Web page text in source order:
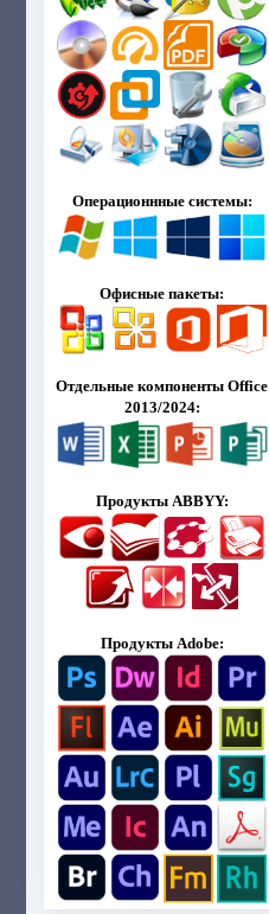
Операционнные системы:
Офисные пакеты:
Отдельные компоненты Office
2013/2024:
Продукты ABBYY:
Продукты Adobe: